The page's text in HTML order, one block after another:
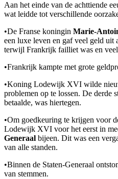
Aan het einde van de achttiende
wat leidde tot verschillende
•De Franse koningin Marie-
een luxe leven en gaf veel geld uit
terwijl Frankrijk failliet was en veel
•Frankrijk kampte met grote
•Koning Lodewijk XVI wilde
problemen op te lossen. De derde
betaalde, was hiertegen.
•Om goedkeuring te krijgen voor
Lodewijk XVI voor het eerst in
Generaal bijeen. Dit was een
van alle standen.
•Binnen de Staten-Generaal
van stemmen.